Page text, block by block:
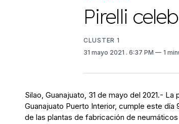
Pirelli
CLUSTER 1
31 mayo 2021 . 6:37 PM 1
Silao, Guanajuato, 31 de mayo del 2021.-
Guanajuato Puerto Interior, cumple este
de las plantas de fabricación de